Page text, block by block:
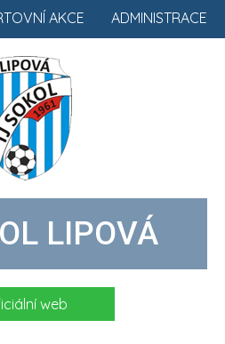
ADMINISTRACE
AKCE
LIPOVÁ
web